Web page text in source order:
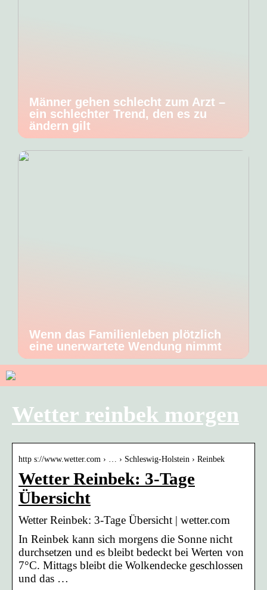
Männer gehen schlecht zum Arzt –
ein schlechter Trend, den es zu
ändern gilt
Wenn das Familienleben plötzlich
eine unerwartete Wendung nimmt
Wetter reinbek morgen
http s://www.wetter.com › … › Schleswig-Holstein › Reinbek
Wetter Reinbek: 3-Tage
Übersicht
Wetter Reinbek: 3-Tage Übersicht | wetter.com
In Reinbek kann sich morgens die Sonne nicht
durchsetzen und es bleibt bedeckt bei Werten von
7°C. Mittags bleibt die Wolkendecke geschlossen
und das …